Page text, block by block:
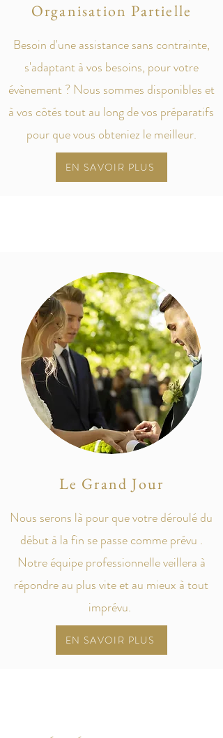
Organisation Partielle
Besoin d'une assistance sans contrainte,
s'adaptant à vos besoins, pour votre
évènement ? Nous sommes disponibles et
à vos côtés tout au long de vos préparatifs
pour que vous obteniez le meilleur.
EN SAVOIR PLUS
Le Grand Jour
Nous serons là pour que votre déroulé du
début à la fin se passe comme prévu .
Notre équipe professionnelle veillera à
répondre au plus vite et au mieux à tout
imprévu.
EN SAVOIR PLUS